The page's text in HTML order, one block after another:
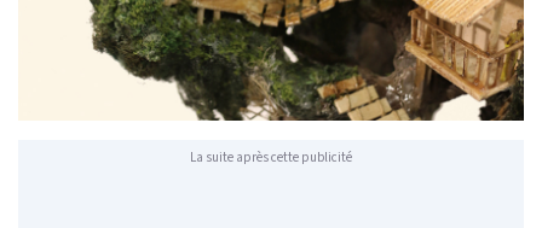
La suite après cette publicité